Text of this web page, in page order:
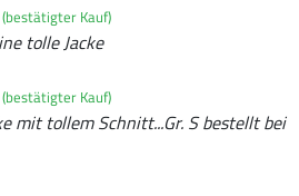
(bestätigter Kauf)
tolle Jacke
(bestätigter Kauf)
mit tollem Schnitt...Gr. S bestellt bei